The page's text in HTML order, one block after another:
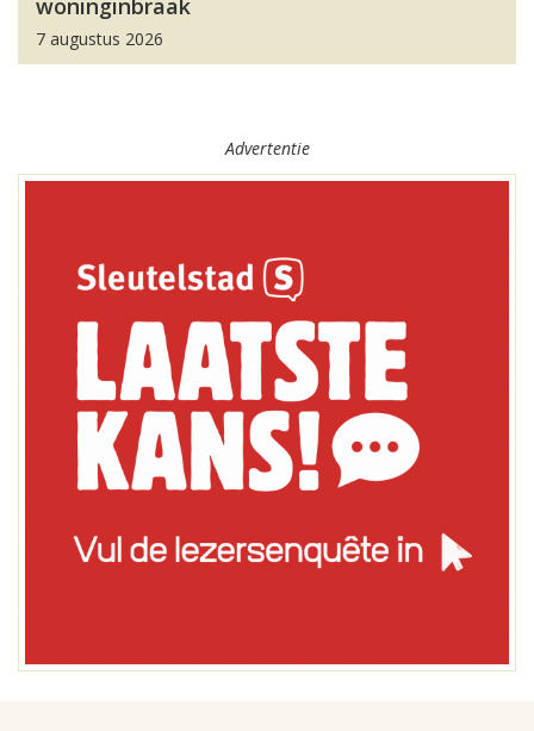
woninginbraak
7 augustus 2026
Advertentie